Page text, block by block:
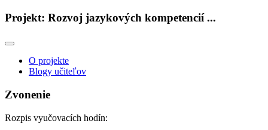
Projekt: Rozvoj jazykových kompetencií ...
O projekte
Blogy učiteľov
Zvonenie
Rozpis vyučovacích hodín: